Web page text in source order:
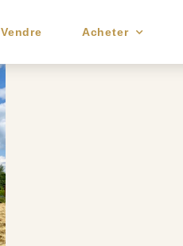
Vendre Acheter